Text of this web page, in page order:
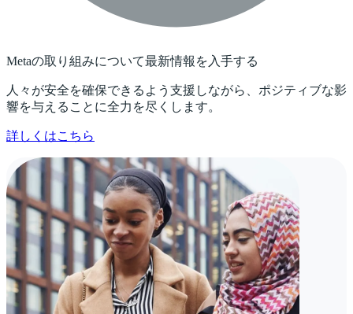
Metaの取り組みについて最新情報を入手する
人々が安全を確保できるよう支援しながら、ポジティブな影
響を与えることに全力を尽くします。
詳しくはこちら